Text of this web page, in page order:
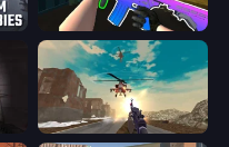
War V: Survivor
Grandfather Road Chase: Shooter